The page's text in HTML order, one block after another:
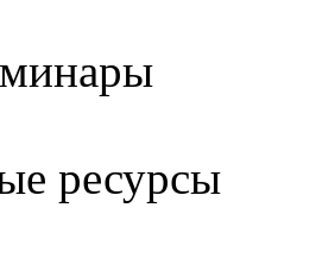
ресурсы